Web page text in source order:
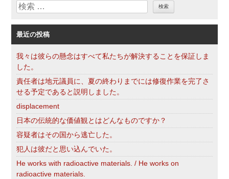
ー
検
最近の投稿
我々は彼らの懸念はすべて私たちが解決することを保証しま
した。
責任者は地元議員に、夏の終わりまでには修復作業を完了さ
せる予定であると説明しました。
displacement
日本の伝統的な価値観とはどんなものですか？
容疑者はその国から逃亡した。
犯人は彼だと思い込んでいた。
He works with radioactive materials. / He works on
radioactive materials.